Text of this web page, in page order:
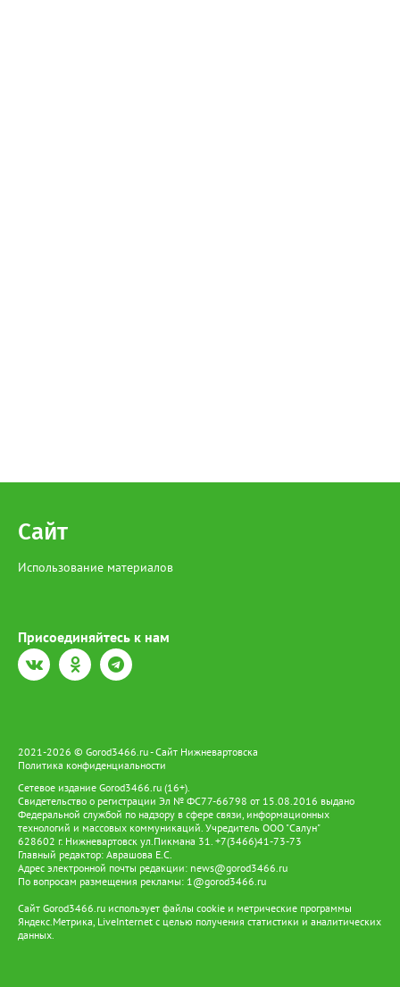
Сайт
Использование материалов
Присоединяйтесь к нам
2021-2026 © Gorod3466.ru - Сайт Нижневартовска
Политика конфиденциальности
Сетевое издание Gorod3466.ru (16+).
Свидетельство о регистрации Эл № ФС77-66798 от 15.08.2016 выдано
Федеральной службой по надзору в сфере связи, информационных
технологий и массовых коммуникаций. Учредитель ООО "Салун"
628602 г. Нижневартовск ул.Пикмана 31. +7(3466)41-73-73
Главный редактор: Аврашова Е.С.
Адрес электронной почты редакции: news@gorod3466.ru
По вопросам размещения рекламы: 1@gorod3466.ru
Сайт Gorod3466.ru использует файлы cookie и метрические программы
Яндекс.Метрика, LiveInternet с целью получения статистики и аналитических
данных.